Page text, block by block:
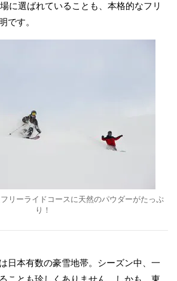
に選ばれていることも、本格的なフリ
です。
リーライドコースに天然のパウダーがたっぷ
り！
日本有数の豪雪地帯。シーズン中、一
ことも珍しくありません。しかも、東